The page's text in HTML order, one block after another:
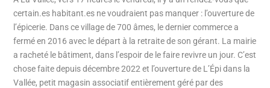
certain.es habitant.es ne voudraient pas manquer : l’ouverture de
l’épicerie. Dans ce village de 700 âmes, le dernier commerce a
fermé en 2016 avec le départ à la retraite de son gérant. La mairie
a racheté le bâtiment, dans l’espoir de le faire revivre un jour. C’est
chose faite depuis décembre 2022 et l’ouverture de L’Épi dans la
Vallée, petit magasin associatif entièrement géré par des